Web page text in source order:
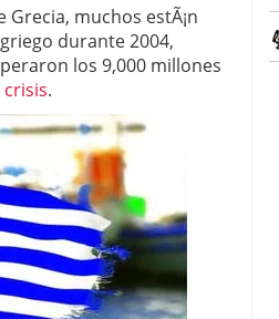
muchas empresas
2026
Mexicanos Antes de
reales para pymes
por cuenta propia
muchos estÃ¡n
durante 2004,
los 9,000 millones
crisis.